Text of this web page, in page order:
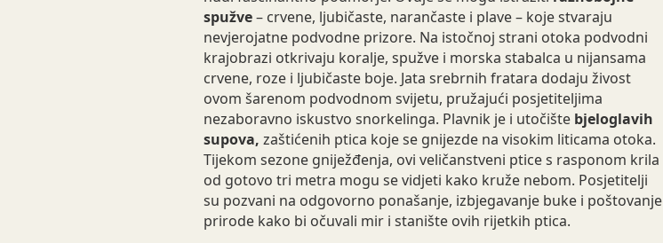
spužve– crvene, ljubičaste, narančaste i plave – koje stvaraju
nevjerojatne podvodne prizore. Na istočnoj strani otoka podvodni
krajobrazi otkrivaju koralje, spužve i morska stabalca u nijansama
crvene, roze i ljubičaste boje. Jata srebrnih fratara dodaju živost
ovom šarenom podvodnom svijetu, pružajući posjetiteljima
nezaboravno iskustvo snorkelinga. Plavnik je i utočište bjeloglavih
supova, zaštićenih ptica koje se gnijezde na visokim liticama otoka.
Tijekom sezone gniježđenja, ovi veličanstveni ptice s rasponom krila
od gotovo tri metra mogu se vidjeti kako kruže nebom. Posjetitelji
su pozvani na odgovorno ponašanje, izbjegavanje buke i poštovanje
prirode kako bi očuvali mir i stanište ovih rijetkih ptica.